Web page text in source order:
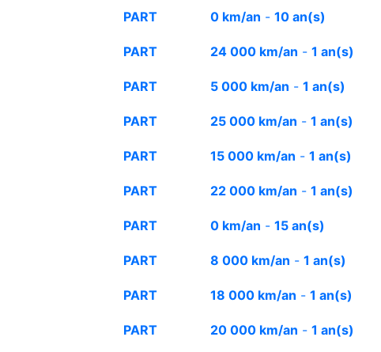
PART 0 km/an -10 an(s)
PART 24 000 km/an -1 an(s)
PART 5 000 km/an -1 an(s)
PART 25 000 km/an -1 an(s)
PART 15 000 km/an -1 an(s)
PART 22 000 km/an -1 an(s)
PART 0 km/an -15 an(s)
PART 8 000 km/an -1 an(s)
PART 18 000 km/an -1 an(s)
PART 20 000 km/an -1 an(s)